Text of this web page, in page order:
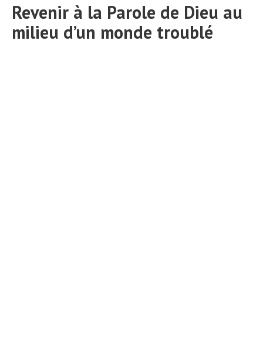
Revenir à la Parole de Dieu au
milieu d’un monde troublé